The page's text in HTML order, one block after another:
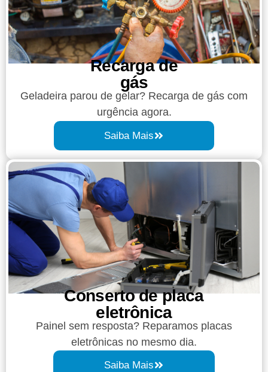
Recarga de
gás
Geladeira parou de gelar? Recarga de gás com
urgência agora.
Saiba Mais
Conserto de placa
eletrônica
Painel sem resposta? Reparamos placas
eletrônicas no mesmo dia.
Saiba Mais